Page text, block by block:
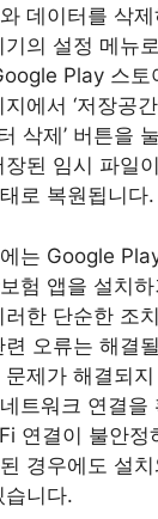
데이터를 삭
의 설정 메뉴로
Play 스토
에서 ‘저장공
삭제’ 버튼을
된 임시 파일
로 복원됩니다.
는 Google
험 앱을 설치
한 단순한 조
오류는 해결
제가 해결되
트워크 연결을
연결이 불안정
경우에도 설
습니다.